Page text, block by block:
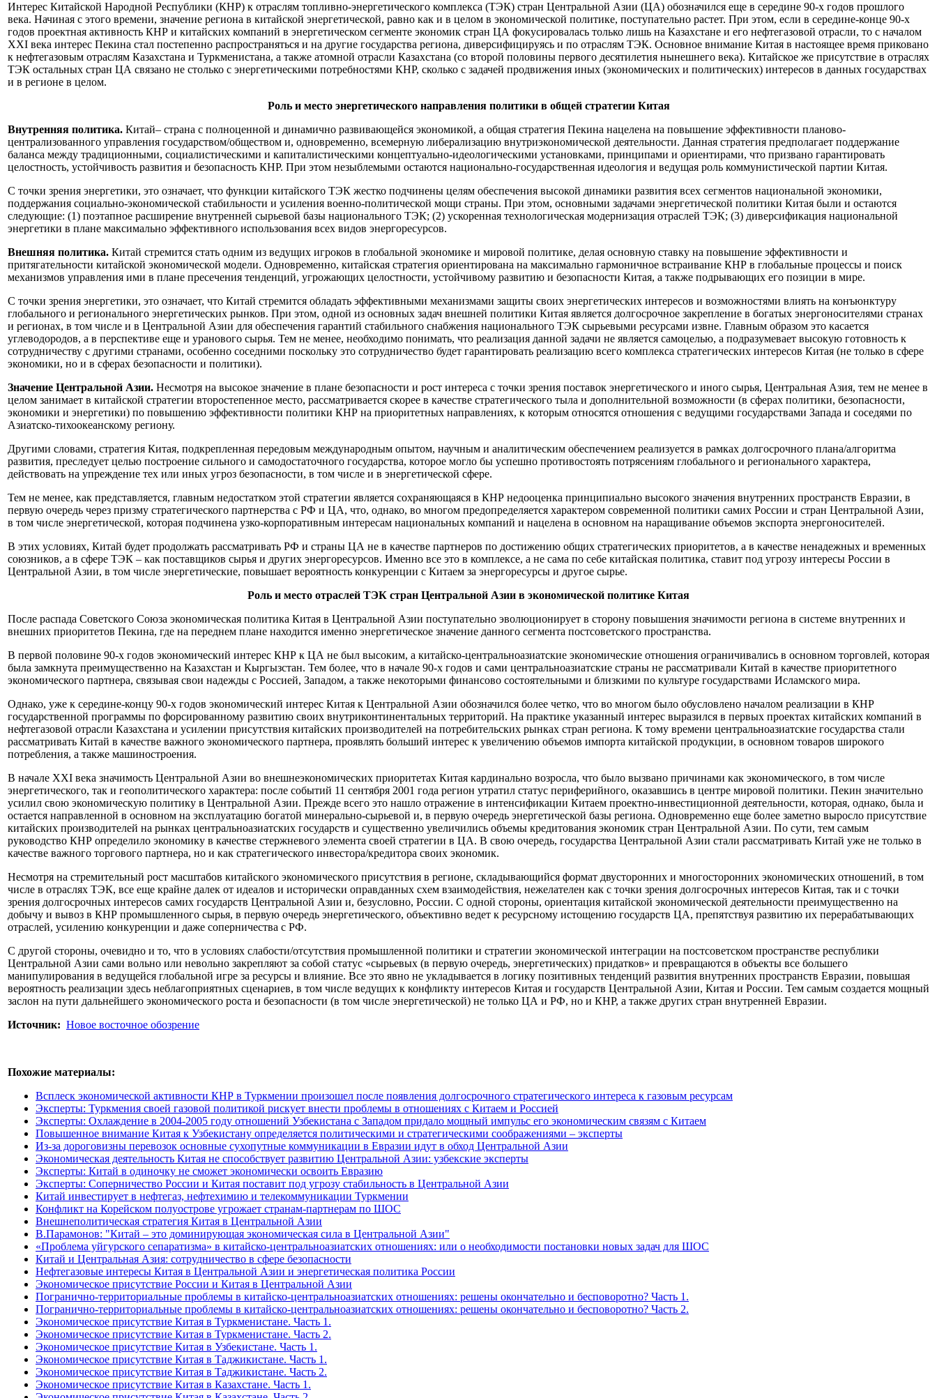
Интерес Китайской Народной Республики (КНР) к отраслям топливно-энергетического комплекса (ТЭК) стран Центральной Азии (ЦА) обозначился еще в середине 90-х годов прошлого
века. Начиная с этого времени, значение региона в китайской энергетической, равно как и в целом в экономической политике, поступательно растет. При этом, если в середине-конце 90-х
годов проектная активность КНР и китайских компаний в энергетическом сегменте экономик стран ЦА фокусировалась только лишь на Казахстане и его нефтегазовой отрасли, то с началом
XXI века интерес Пекина стал постепенно распространяться и на другие государства региона, диверсифицируясь и по отраслям ТЭК. Основное внимание Китая в настоящее время приковано
к нефтегазовым отраслям Казахстана и Туркменистана, а также атомной отрасли Казахстана (со второй половины первого десятилетия нынешнего века). Китайское же присутствие в отраслях
ТЭК остальных стран ЦА связано не столько с энергетическими потребностями КНР, сколько с задачей продвижения иных (экономических и политических) интересов в данных государствах
и в регионе в целом.
Роль и место энергетического направления политики в общей стратегии Китая
Внутренняя политика. Китай– страна с полноценной и динамично развивающейся экономикой, а общая стратегия Пекина нацелена на повышение эффективности планово-
централизованного управления государством/обществом и, одновременно, всемерную либерализацию внутриэкономической деятельности. Данная стратегия предполагает поддержание
баланса между традиционными, социалистическими и капиталистическими концептуально-идеологическими установками, принципами и ориентирами, что призвано гарантировать
целостность, устойчивость развития и безопасность КНР. При этом незыблемыми остаются национально-государственная идеология и ведущая роль коммунистической партии Китая.
С точки зрения энергетики, это означает, что функции китайского ТЭК жестко подчинены целям обеспечения высокой динамики развития всех сегментов национальной экономики,
поддержания социально-экономической стабильности и усиления военно-политической мощи страны. При этом, основными задачами энергетической политики Китая были и остаются
следующие: (1) поэтапное расширение внутренней сырьевой базы национального ТЭК; (2) ускоренная технологическая модернизация отраслей ТЭК; (3) диверсификация национальной
энергетики в плане максимально эффективного использования всех видов энергоресурсов.
Внешняя политика. Китай стремится стать одним из ведущих игроков в глобальной экономике и мировой политике, делая основную ставку на повышение эффективности и
притягательности китайской экономической модели. Одновременно, китайская стратегия ориентирована на максимально гармоничное встраивание КНР в глобальные процессы и поиск
механизмов управления ими в плане пресечения тенденций, угрожающих целостности, устойчивому развитию и безопасности Китая, а также подрывающих его позиции в мире.
С точки зрения энергетики, это означает, что Китай стремится обладать эффективными механизмами защиты своих энергетических интересов и возможностями влиять на конъюнктуру
глобального и регионального энергетических рынков. При этом, одной из основных задач внешней политики Китая является долгосрочное закрепление в богатых энергоносителями странах
и регионах, в том числе и в Центральной Азии для обеспечения гарантий стабильного снабжения национального ТЭК сырьевыми ресурсами извне. Главным образом это касается
углеводородов, а в перспективе еще и уранового сырья. Тем не менее, необходимо понимать, что реализация данной задачи не является самоцелью, а подразумевает высокую готовность к
сотрудничеству с другими странами, особенно соседними поскольку это сотрудничество будет гарантировать реализацию всего комплекса стратегических интересов Китая (не только в сфере
экономики, но и в сферах безопасности и политики).
Значение Центральной Азии. Несмотря на высокое значение в плане безопасности и рост интереса с точки зрения поставок энергетического и иного сырья, Центральная Азия, тем не менее в
целом занимает в китайской стратегии второстепенное место, рассматривается скорее в качестве стратегического тыла и дополнительной возможности (в сферах политики, безопасности,
экономики и энергетики) по повышению эффективности политики КНР на приоритетных направлениях, к которым относятся отношения с ведущими государствами Запада и соседями по
Азиатско-тихоокеанскому региону.
Другими словами, стратегия Китая, подкрепленная передовым международным опытом, научным и аналитическим обеспечением реализуется в рамках долгосрочного плана/алгоритма
развития, преследует целью построение сильного и самодостаточного государства, которое могло бы успешно противостоять потрясениям глобального и регионального характера,
действовать на упреждение тех или иных угроз безопасности, в том числе и в энергетической сфере.
Тем не менее, как представляется, главным недостатком этой стратегии является сохраняющаяся в КНР недооценка принципиально высокого значения внутренних пространств Евразии, в
первую очередь через призму стратегического партнерства с РФ и ЦА, что, однако, во многом предопределяется характером современной политики самих России и стран Центральной Азии,
в том числе энергетической, которая подчинена узко-корпоративным интересам национальных компаний и нацелена в основном на наращивание объемов экспорта энергоносителей.
В этих условиях, Китай будет продолжать рассматривать РФ и страны ЦА не в качестве партнеров по достижению общих стратегических приоритетов, а в качестве ненадежных и временных
союзников, а в сфере ТЭК – как поставщиков сырья и других энергоресурсов. Именно все это в комплексе, а не сама по себе китайская политика, ставит под угрозу интересы России в
Центральной Азии, в том числе энергетические, повышает вероятность конкуренции с Китаем за энергоресурсы и другое сырье.
Роль и место отраслей ТЭК стран Центральной Азии в экономической политике Китая
После распада Советского Союза экономическая политика Китая в Центральной Азии поступательно эволюционирует в сторону повышения значимости региона в системе внутренних и
внешних приоритетов Пекина, где на переднем плане находится именно энергетическое значение данного сегмента постсоветского пространства.
В первой половине 90-х годов экономический интерес КНР к ЦА не был высоким, а китайско-центральноазиатские экономические отношения ограничивались в основном торговлей, которая
была замкнута преимущественно на Казахстан и Кыргызстан. Тем более, что в начале 90-х годов и сами центральноазиатские страны не рассматривали Китай в качестве приоритетного
экономического партнера, связывая свои надежды с Россией, Западом, а также некоторыми финансово состоятельными и близкими по культуре государствами Исламского мира.
Однако, уже к середине-концу 90-х годов экономический интерес Китая к Центральной Азии обозначился более четко, что во многом было обусловлено началом реализации в КНР
государственной программы по форсированному развитию своих внутриконтинентальных территорий. На практике указанный интерес выразился в первых проектах китайских компаний в
нефтегазовой отрасли Казахстана и усилении присутствия китайских производителей на потребительских рынках стран региона. К тому времени центральноазиатские государства стали
рассматривать Китай в качестве важного экономического партнера, проявлять больший интерес к увеличению объемов импорта китайской продукции, в основном товаров широкого
потребления, а также машиностроения.
В начале XXI века значимость Центральной Азии во внешнеэкономических приоритетах Китая кардинально возросла, что было вызвано причинами как экономического, в том числе
энергетического, так и геополитического характера: после событий 11 сентября 2001 года регион утратил статус периферийного, оказавшись в центре мировой политики. Пекин значительно
усилил свою экономическую политику в Центральной Азии. Прежде всего это нашло отражение в интенсификации Китаем проектно-инвестиционной деятельности, которая, однако, была и
остается направленной в основном на эксплуатацию богатой минерально-сырьевой и, в первую очередь энергетической базы региона. Одновременно еще более заметно выросло присутствие
китайских производителей на рынках центральноазиатских государств и существенно увеличились объемы кредитования экономик стран Центральной Азии. По сути, тем самым
руководство КНР определило экономику в качестве стержневого элемента своей стратегии в ЦА. В свою очередь, государства Центральной Азии стали рассматривать Китай уже не только в
качестве важного торгового партнера, но и как стратегического инвестора/кредитора своих экономик.
Несмотря на стремительный рост масштабов китайского экономического присутствия в регионе, складывающийся формат двусторонних и многосторонних экономических отношений, в том
числе в отраслях ТЭК, все еще крайне далек от идеалов и исторически оправданных схем взаимодействия, нежелателен как с точки зрения долгосрочных интересов Китая, так и с точки
зрения долгосрочных интересов самих государств Центральной Азии и, безусловно, России. С одной стороны, ориентация китайской экономической деятельности преимущественно на
добычу и вывоз в КНР промышленного сырья, в первую очередь энергетического, объективно ведет к ресурсному истощению государств ЦА, препятствуя развитию их перерабатывающих
отраслей, усилению конкуренции и даже соперничества с РФ.
С другой стороны, очевидно и то, что в условиях слабости/отсутствия промышленной политики и стратегии экономической интеграции на постсоветском пространстве республики
Центральной Азии сами вольно или невольно закрепляют за собой статус «сырьевых (в первую очередь, энергетических) придатков» и превращаются в объекты все большего
манипулирования в ведущейся глобальной игре за ресурсы и влияние. Все это явно не укладывается в логику позитивных тенденций развития внутренних пространств Евразии, повышая
вероятность реализации здесь неблагоприятных сценариев, в том числе ведущих к конфликту интересов Китая и государств Центральной Азии, Китая и России. Тем самым создается мощный
заслон на пути дальнейшего экономического роста и безопасности (в том числе энергетической) не только ЦА и РФ, но и КНР, а также других стран внутренней Евразии.
Источник: Новое восточное обозрение
Похожие материалы:
Всплеск экономической активности КНР в Туркмении произошел после появления долгосрочного стратегического интереса к газовым ресурсам
Эксперты: Туркмения своей газовой политикой рискует внести проблемы в отношениях с Китаем и Россией
Эксперты: Охлаждение в 2004-2005 году отношений Узбекистана с Западом придало мощный импульс его экономическим связям с Китаем
Повышенное внимание Китая к Узбекистану определяется политическими и стратегическими соображениями – эксперты
Из-за дороговизны перевозок основные сухопутные коммуникации в Евразии идут в обход Центральной Азии
Экономическая деятельность Китая не способствует развитию Центральной Азии: узбекские эксперты
Эксперты: Китай в одиночку не сможет экономически освоить Евразию
Эксперты: Соперничество России и Китая поставит под угрозу стабильность в Центральной Азии
Китай инвестирует в нефтегаз, нефтехимию и телекоммуникации Туркмении
Конфликт на Корейском полуострове угрожает странам-партнерам по ШОС
Внешнеполитическая стратегия Китая в Центральной Азии
В.Парамонов: "Китай – это доминирующая экономическая сила в Центральной Азии"
«Проблема уйгурского сепаратизма» в китайско-центральноазиатских отношениях: или о необходимости постановки новых задач для ШОС
Китай и Центральная Азия: сотрудничество в сфере безопасности
Нефтегазовые интересы Китая в Центральной Азии и энергетическая политика России
Экономическое присутствие России и Китая в Центральной Азии
Погранично-территориальные проблемы в китайско-центральноазиатских отношениях: решены окончательно и бесповоротно? Часть 1.
Погранично-территориальные проблемы в китайско-центральноазиатских отношениях: решены окончательно и бесповоротно? Часть 2.
Экономическое присутствие Китая в Туркменистане. Часть 1.
Экономическое присутствие Китая в Туркменистане. Часть 2.
Экономическое присутствие Китая в Узбекистане. Часть 1.
Экономическое присутствие Китая в Таджикистане. Часть 1.
Экономическое присутствие Китая в Таджикистане. Часть 2.
Экономическое присутствие Китая в Казахстане. Часть 1.